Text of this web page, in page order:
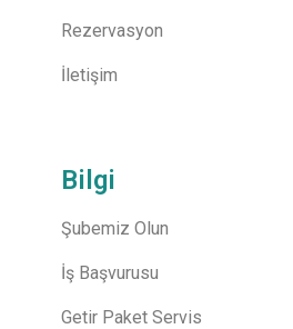
Rezervasyon
İletişim
Bilgi
Şubemiz Olun
İş Başvurusu
Getir Paket Servis